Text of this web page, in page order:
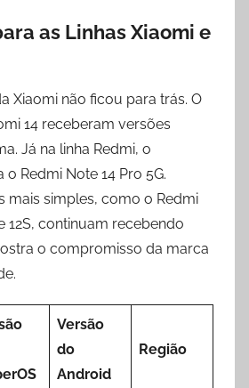
as Linhas Xiaomi e
Xiaomi não ficou para trás. O
14 receberam versões
Já na linha Redmi, o
Redmi Note 14 Pro 5G.
mais simples, como o Redmi
12S, continuam recebendo
o compromisso da marca
Versão
do
Android
Região